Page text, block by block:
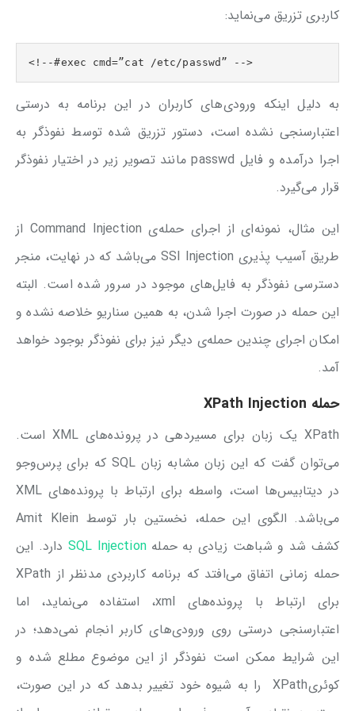
کاربری تزریق می‌نماید:
<!--#exec cmd=”cat /etc/passwd” -->
به دلیل اینکه ورودی‌های کاربران در این برنامه به ‌درستی
اعتبارسنجی نشده است، دستور تزریق شده توسط نفوذگر به
اجرا درآمده و فایل passwd مانند تصویر زیر در اختیار نفوذگر
قرار می‌گیرد.
این مثال، نمونه‌ای از اجرای حمله‌ی Command Injection از
طریق آسیب پذیری SSI Injection می‌باشد که در نهایت، منجر
دسترسی نفوذگر به فایل‌های موجود در سرور شده است. البته
این حمله در صورت اجرا شدن، به همین سناریو خلاصه نشده و
امکان اجرای چندین حمله‌ی دیگر نیز برای نفوذگر بوجود خواهد
آمد.
حمله XPath Injection
XPath یک زبان برای مسیر‌دهی در پرونده‌های XML است.
می‌توان گفت که این زبان مشابه زبان SQL که برای پرس‌وجو
در دیتابیس‌ها است، واسطه برای ارتباط با پرونده‌های XML
می‌باشد. الگوی این حمله، نخستین بار توسط Amit Klein
کشف شد و شباهت زیادی به حملهSQL Injection دارد. این
حمله زمانی اتفاق می‌افتد که برنامه کاربردی مدنظر از XPath
برای ارتباط با پرونده‌های xml، استفاده می‌نماید، اما
اعتبارسنجی درستی روی ورودی‌های کاربر انجام نمی‌دهد؛ در
این شرایط ممکن است نفوذگر از این موضوع مطلع شده و
کوئریXPath را به شیوه خود تغییر بدهد که در این صورت،